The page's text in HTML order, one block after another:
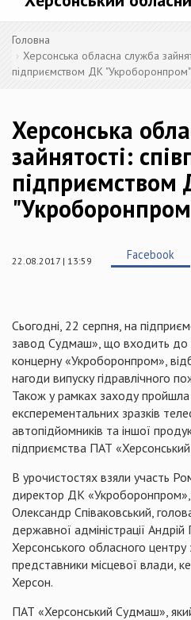
Головна
Херсонська обласна служба
підприємством ДК "Укроборонпром"
Херсонська
зайнятості:
підприємством
22.08.2017 | 13:59 Facebook
Сьогодні, 22 серпня, на
завод Судмаш», що входить до
концерну «Укроборонпром»,
нагоди випуску гідравлічного
Також у рамках заходу пройшла
експерементальних зразків
автопідйомників та іншої
підприємства ПАТ
В урочистостях взяли участь
директор ДК
Олександр Співаковський,
державної адміністрації
Херсонського обласного центру
представники місцевої влади,
Херсон.
ПАТ «Херсонський Судмаш»,